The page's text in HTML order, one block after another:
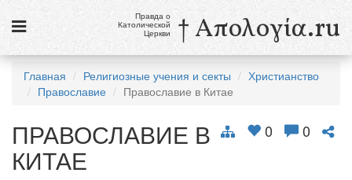
Новости
Католики в России
Галерея
Правда о
Католической
Церкви † Απολογία.ru
Главная Религиозные учения и секты
Христианство
Православие
Православие в Китае
0 0
ПРАВОСЛАВИЕ В
КИТАЕ